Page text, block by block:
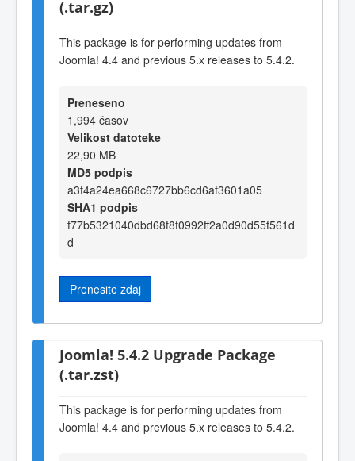
(.tar.gz)
This package is for performing updates from
Joomla! 4.4 and previous 5.x releases to 5.4.2.
Preneseno
1,994 časov
Velikost datoteke
22,90 MB
MD5 podpis
a3f4a24ea668c6727bb6cd6af3601a05
SHA1 podpis
f77b5321040dbd68f8f0992ff2a0d90d55f561d
d
Prenesite zdaj
Joomla! 5.4.2 Upgrade Package
(.tar.zst)
This package is for performing updates from
Joomla! 4.4 and previous 5.x releases to 5.4.2.